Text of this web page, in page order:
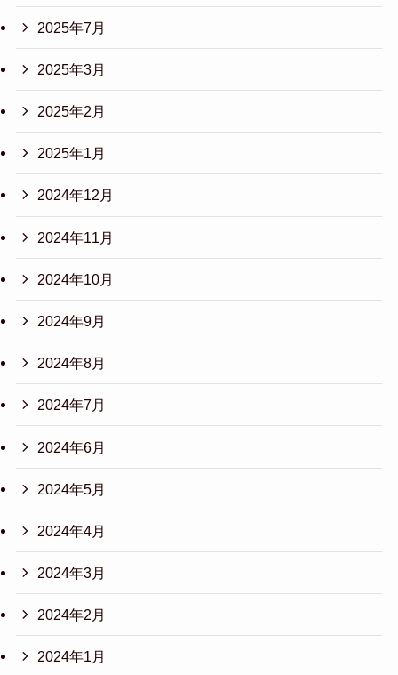
2025年7月
2025年3月
2025年2月
2025年1月
2024年12月
2024年11月
2024年10月
2024年9月
2024年8月
2024年7月
2024年6月
2024年5月
2024年4月
2024年3月
2024年2月
2024年1月